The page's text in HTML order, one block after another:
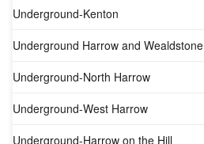
Underground-Kenton
Underground Harrow and Wealdstone
Underground-North Harrow
Underground-West Harrow
Underground-Harrow on the Hill